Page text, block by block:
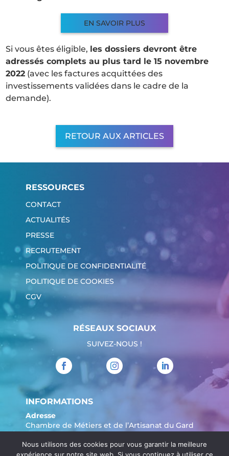
EN SAVOIR PLUS
Si vous êtes éligible, les dossiers devront être
adressés complets au plus tard le 15 novembre
2022 (avec les factures acquittées des
investissements validées dans le cadre de la
demande).
RETOUR AUX ARTICLES
RESSOURCES
CONTACT
ACTUALITÉS
PRESSE
RECRUTEMENT
POLITIQUE DE CONFIDENTIALITÉ
POLITIQUE DE COOKIES
CGV
RÉSEAUX SOCIAUX
SUIVEZ-NOUS !
INFORMATIONS
Adresse
Chambre de Métiers et de l’Artisanat du Gard
904 Avenue Marechal Juin
30908 Nîmes
Nous utilisons des cookies pour vous garantir la meilleure